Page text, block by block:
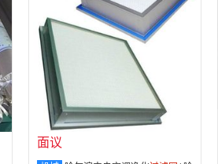
会员注册：第 9 年
经营模式：
成立日期：
2017-12-28
供应产品：
面议